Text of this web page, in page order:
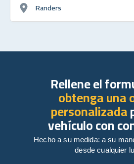
Randers
Rellene el
obtenga una
personalizada
vehículo con
Hecho a su medida: a su
desde cualquier